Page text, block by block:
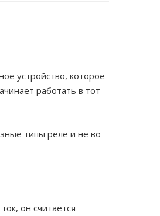
устройство, которое
работать в тот
типы реле и не во
он считается